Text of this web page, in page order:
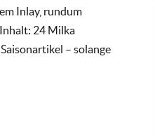
Inlay, rundum
24 Milka
– solange